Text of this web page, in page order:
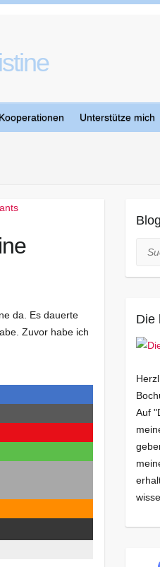
Unterstütze mich
da. Es dauerte
Zuvor habe ich
Suche
Die
Auf